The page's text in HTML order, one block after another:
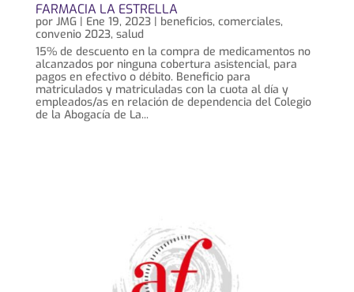
FARMACIA LA ESTRELLA
por JMG| Ene 19, 2023| beneficios, comerciales,
convenio 2023, salud
15% de descuento en la compra de medicamentos no
alcanzados por ninguna cobertura asistencial, para
pagos en efectivo o débito. Beneficio para
matriculados y matriculadas con la cuota al día y
empleados/as en relación de dependencia del Colegio
de la Abogacía de La...